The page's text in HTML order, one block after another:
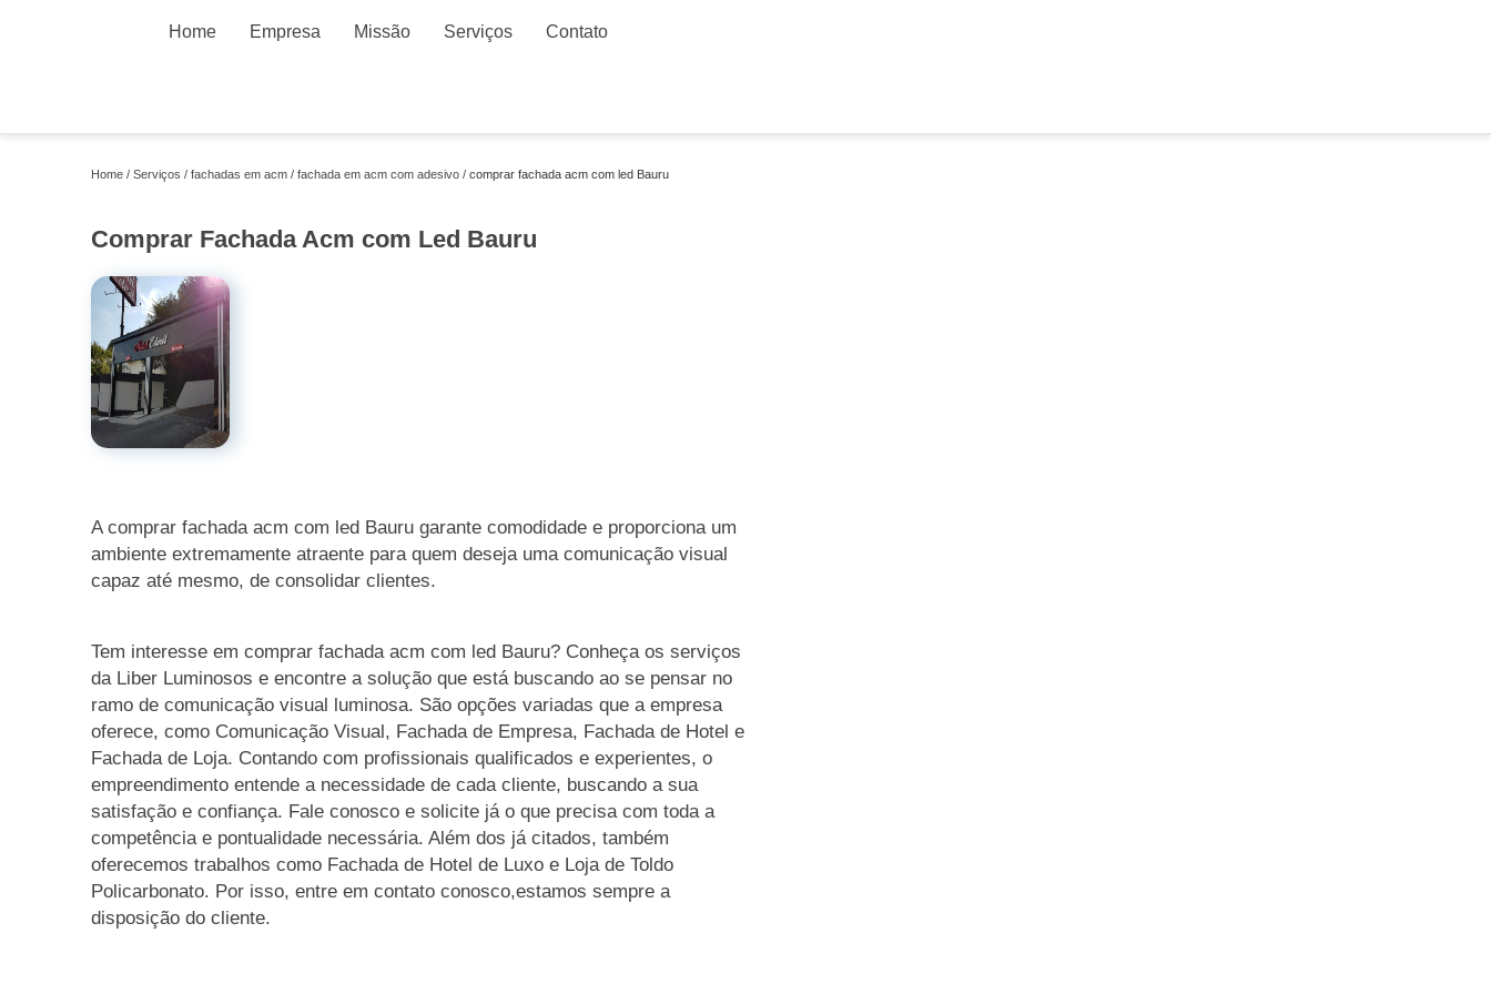
Home Empresa Missão Serviços Contato
Home Serviços fachadas em acm fachada em acm com adesivo comprar fachada acm com led Bauru
Comprar Fachada Acm com Led Bauru
A comprar fachada acm com led Bauru garante comodidade e proporciona um
ambiente extremamente atraente para quem deseja uma comunicação visual
capaz até mesmo, de consolidar clientes.
Tem interesse em comprar fachada acm com led Bauru? Conheça os serviços
da Liber Luminosos e encontre a solução que está buscando ao se pensar no
ramo de comunicação visual luminosa. São opções variadas que a empresa
oferece, como Comunicação Visual, Fachada de Empresa, Fachada de Hotel e
Fachada de Loja. Contando com profissionais qualificados e experientes, o
empreendimento entende a necessidade de cada cliente, buscando a sua
satisfação e confiança. Fale conosco e solicite já o que precisa com toda a
competência e pontualidade necessária. Além dos já citados, também
oferecemos trabalhos como Fachada de Hotel de Luxo e Loja de Toldo
Policarbonato. Por isso, entre em contato conosco,estamos sempre a
disposição do cliente.